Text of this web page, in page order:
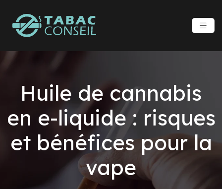
Huile de cannabis
en e-liquide : risques
et bénéfices pour la
vape